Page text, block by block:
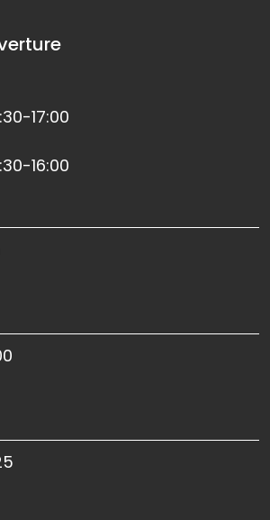
17:00
16:00